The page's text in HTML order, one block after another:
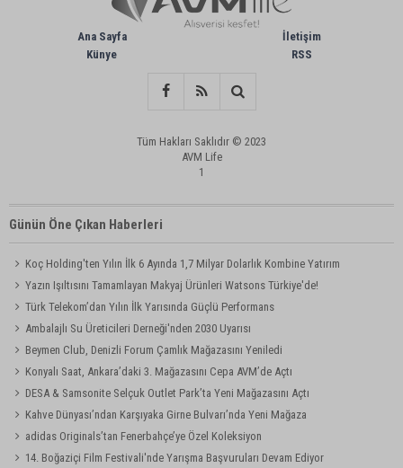
Ana Sayfa
Künye
İletişim
RSS
Tüm Hakları Saklıdır © 2023
AVM Life
1
Günün Öne Çıkan Haberleri
Koç Holding'ten Yılın İlk 6 Ayında 1,7 Milyar Dolarlık Kombine Yatırım
Yazın Işıltısını Tamamlayan Makyaj Ürünleri Watsons Türkiye'de!
Türk Telekom’dan Yılın İlk Yarısında Güçlü Performans
Ambalajlı Su Üreticileri Derneği'nden 2030 Uyarısı
Beymen Club, Denizli Forum Çamlık Mağazasını Yeniledi
Konyalı Saat, Ankara’daki 3. Mağazasını Cepa AVM’de Açtı
DESA & Samsonite Selçuk Outlet Park’ta Yeni Mağazasını Açtı
Kahve Dünyası’ndan Karşıyaka Girne Bulvarı’nda Yeni Mağaza
adidas Originals’tan Fenerbahçe’ye Özel Koleksiyon
14. Boğaziçi Film Festivali'nde Yarışma Başvuruları Devam Ediyor